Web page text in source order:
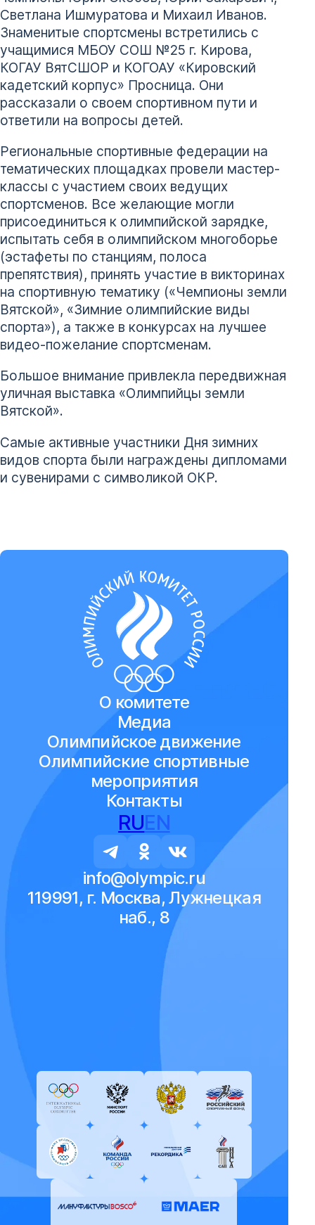
Светлана Ишмуратова и Михаил Иванов.
Знаменитые спортсмены встретились с
учащимися МБОУ СОШ №25 г. Кирова,
КОГАУ ВятСШОР и КОГОАУ «Кировский
кадетский корпус» Просница. Они
рассказали о своем спортивном пути и
ответили на вопросы детей.
Региональные спортивные федерации на
тематических площадках провели мастер-
классы с участием своих ведущих
спортсменов. Все желающие могли
присоединиться к олимпийской зарядке,
испытать себя в олимпийском многоборье
(эстафеты по станциям, полоса
препятствия), принять участие в викторинах
на спортивную тематику («Чемпионы земли
Вятской», «Зимние олимпийские виды
спорта»), а также в конкурсах на лучшее
видео-пожелание спортсменам.
Большое внимание привлекла передвижная
уличная выставка «Олимпийцы земли
Вятской».
Самые активные участники Дня зимних
видов спорта были награждены дипломами
и сувенирами с символикой ОКР.
О комитете
Медиа
Олимпийское движение
Олимпийские спортивные
мероприятия
Контакты
RUEN
info@olympic.ru
119991, г. Москва, Лужнецкая
наб., 8